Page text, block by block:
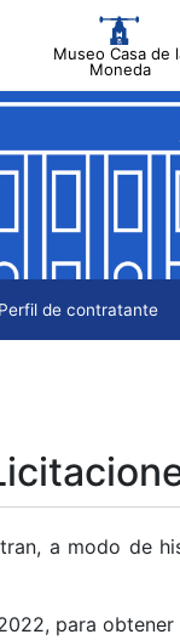
Museo Casa de
Moneda
Perfil de contratante
a modo de
para